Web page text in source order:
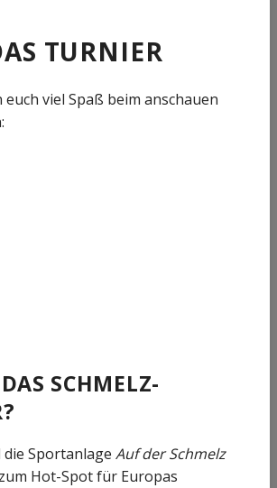
TURNIER
viel Spaß beim anschauen
SCHMELZ-
die Sportanlage Auf der Schmelz
Hot-Spot für Europas